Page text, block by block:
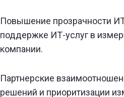
Повышение прозрачности
поддержке ИТ-услуг в
компании.
Партнерские
решений и приоритизации